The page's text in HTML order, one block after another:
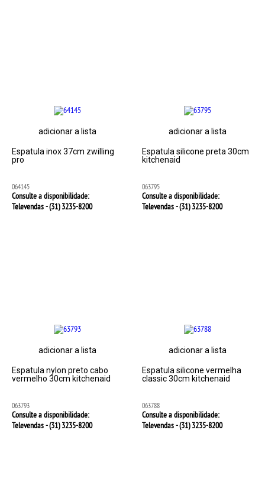
adicionar a lista
Espatula inox 37cm zwilling
pro
064145
Consulte a disponibilidade:
Televendas - (31)3235-8200
adicionar a lista
Espatula silicone preta 30cm
kitchenaid
063795
Consulte a disponibilidade:
Televendas - (31)3235-8200
adicionar a lista
Espatula nylon preto cabo
vermelho 30cm kitchenaid
063793
Consulte a disponibilidade:
Televendas - (31)3235-8200
adicionar a lista
Espatula silicone vermelha
classic 30cm kitchenaid
063788
Consulte a disponibilidade:
Televendas - (31)3235-8200